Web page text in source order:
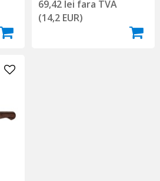
69,42 lei fara TVA
(14,2 EUR)